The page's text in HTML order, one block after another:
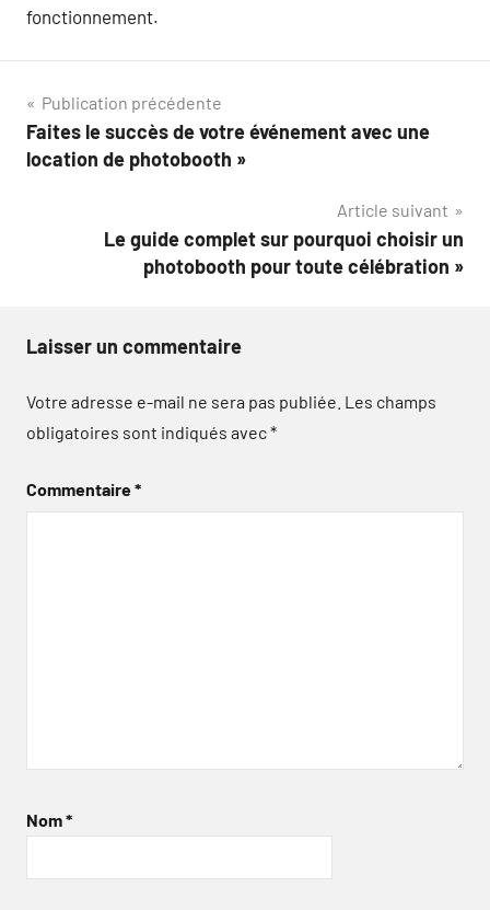
fonctionnement.
Navigation
de
Publication précédente
Faites le succès de votre événement avec une
location de photobooth »
Article suivant
Le guide complet sur pourquoi choisir un
photobooth pour toute célébration »
Laisser un commentaire
Votre adresse e-mail ne sera pas publiée. Les champs
obligatoires sont indiqués avec*
Commentaire*
Nom*